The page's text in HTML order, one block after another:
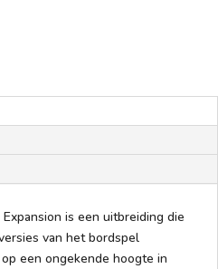
is een uitbreiding die
van het bordspel
een ongekende hoogte in